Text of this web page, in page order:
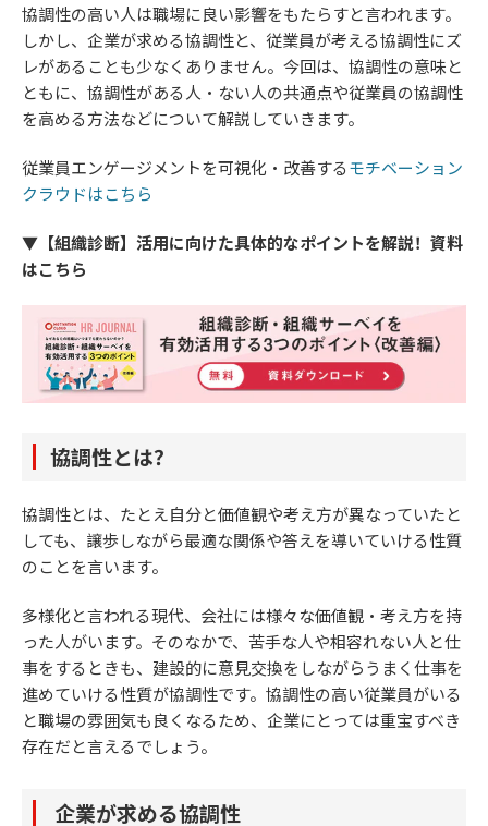
協調性の高い人は職場に良い影響をもたらすと言われます。
しかし、企業が求める協調性と、従業員が考える協調性にズ
レがあることも少なくありません。今回は、協調性の意味と
ともに、協調性がある人・ない人の共通点や従業員の協調性
を高める方法などについて解説していきます。
従業員エンゲージメントを可視化・改善するモチベーション
クラウドはこちら
▼【組織診断】活用に向けた具体的なポイントを解説！資料
はこちら
協調性とは？
協調性とは、たとえ自分と価値観や考え方が異なっていたと
しても、譲歩しながら最適な関係や答えを導いていける性質
のことを言います。
多様化と言われる現代、会社には様々な価値観・考え方を持
った人がいます。そのなかで、苦手な人や相容れない人と仕
事をするときも、建設的に意見交換をしながらうまく仕事を
進めていける性質が協調性です。協調性の高い従業員がいる
と職場の雰囲気も良くなるため、企業にとっては重宝すべき
存在だと言えるでしょう。
企業が求める協調性